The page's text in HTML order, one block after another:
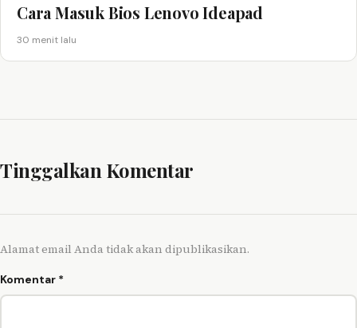
Cara Masuk Bios Lenovo Ideapad
30 menit lalu
Tinggalkan Komentar
Alamat email Anda tidak akan dipublikasikan.
Komentar *